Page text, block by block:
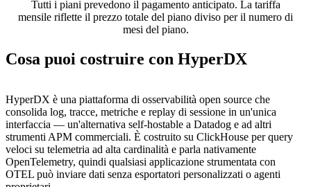
Tutti i piani prevedono il pagamento anticipato. La tariffa
mensile riflette il prezzo totale del piano diviso per il numero di
mesi del piano.
Cosa puoi costruire con HyperDX
HyperDX è una piattaforma di osservabilità open source che
consolida log, tracce, metriche e replay di sessione in un'unica
interfaccia — un'alternativa self-hostable a Datadog e ad altri
strumenti APM commerciali. È costruito su ClickHouse per query
veloci su telemetria ad alta cardinalità e parla nativamente
OpenTelemetry, quindi qualsiasi applicazione strumentata con
OTEL può inviare dati senza esportatori personalizzati o agenti